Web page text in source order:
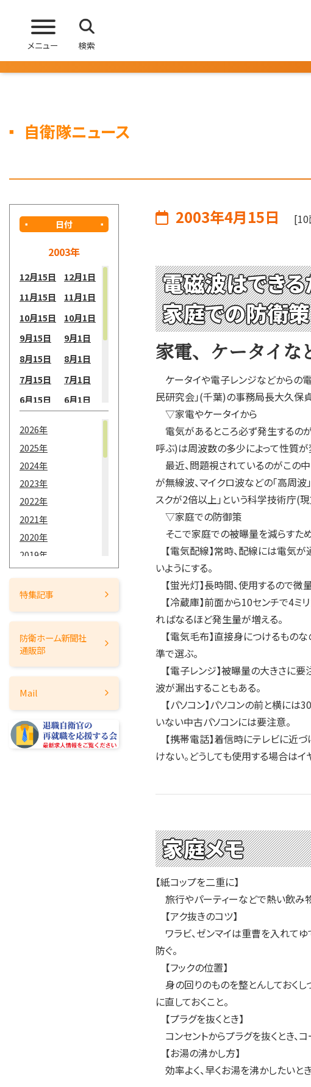
メニュー 検索
自衛隊ニュース
日付
2003年
12月15日
12月1日
11月15日
11月1日
10月15日
10月1日
9月15日
9月1日
8月15日
8月1日
7月15日
7月1日
6月15日
6月1日
3月15日
2月15日
1月15日
2026年
2025年
2024年
2023年
2022年
2021年
2020年
2019年
2018年
2017年
2014年
2012年
2011年
2009年
2008年
特集記事
防衛ホーム新聞社
通販部
Mail
2003年4月15日
電磁波はでき
家庭での防衛策
家電、ケータイな
ケータイや電子レンジなどからの
民研究会」(千葉)の事務局長大久保
▽家電やケータイから
電気があるところ必ず発生するの
呼ぶ)は周波数の多少によって性質
最近、問題視されているのがこの
が無線波、マイクロ波などの「高周波
スクが2倍以上」という科学技術庁(
▽家庭での防御策
そこで家庭での被曝量を減らすた
【電気配線】常時、配線には電気
いようにする。
【蛍光灯】長時間、使用するので
【冷蔵庫】前面から10センチで4ミ
ればなるほど発生量が増える。
【電気毛布】直接身につけるもの
準で選ぶ。
【電子レンジ】被曝量の大きさに
波が漏出することもある。
【パソコン】パソコンの前と横に
いない中古パソコンには要注意。
【携帯電話】着信時にテレビに近
けない。どうしても使用する場合は
家庭メモ
【紙コップを二重に】
旅行やパーティーなどで熱い飲み
【アク抜きのコツ】
ワラビ、ゼンマイは重曹を入れてゆ
防ぐ。
【フックの位置】
身の回りのものを整とんしておくし
に直しておくこと。
【プラグを抜くとき】
コンセントからプラグを抜くとき、
【お湯の沸かし方】
効率よく、早くお湯を沸かしたいと